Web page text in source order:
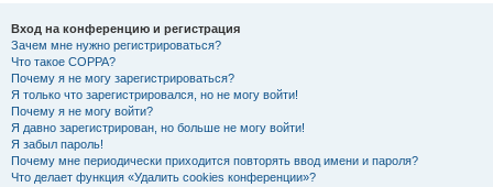
Вход на конференцию и регистрация
Зачем мне нужно регистрироваться?
Что такое COPPA?
Почему я не могу зарегистрироваться?
Я только что зарегистрировался, но не могу войти!
Почему я не могу войти?
Я давно зарегистрирован, но больше не могу войти!
Я забыл пароль!
Почему мне периодически приходится повторять ввод имени и пароля?
Что делает функция «Удалить cookies конференции»?